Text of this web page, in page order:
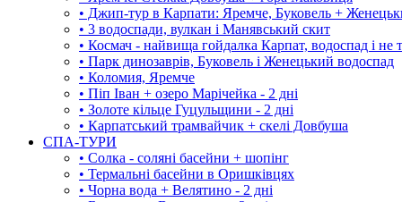
• Джип-тур в Карпати: Яремче, Буковель +
• 3 водоспади, вулкан і Манявський скит
• Космач - найвища гойдалка Карпат, водоспад і не
• Парк динозаврів, Буковель і Женецький водоспад
• Коломия, Яремче
• Піп Іван + озеро Марічейка - 2 дні
• Золоте кільце Гуцульщини - 2 дні
• Карпатський трамвайчик + скелі Довбуша
СПА-ТУРИ
• Солка - соляні басейни + шопінг
• Термальні басейни в Оришківцях
• Чорна вода + Велятино - 2 дні